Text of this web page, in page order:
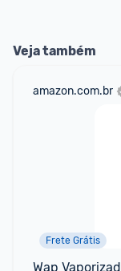
Veja também
amazon.com.br
Frete Grátis
Wap